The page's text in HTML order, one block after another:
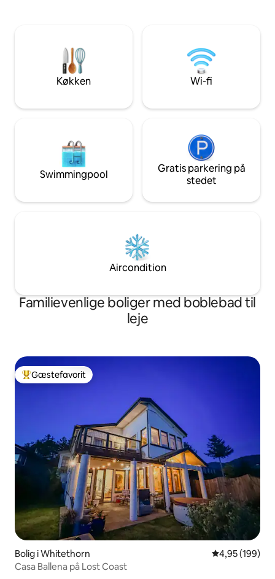
sparet på noget, da denne episke, men
romantiske og unikke ferieoplevelse
soloferie. Kun få
skråningerne og
adgang med
vært for dig!
Køkken Wi-fi
Swimmingpool
Gratis parkering på
stedet
Aircondition
Familievenlige boliger med boblebad til
leje
Bedste gæstefavorit
Gæstefavorit
Bolig i Whitethorn 4,95 ud af 5 i
4,95 (199)
Casa Ballena på Lost Coast